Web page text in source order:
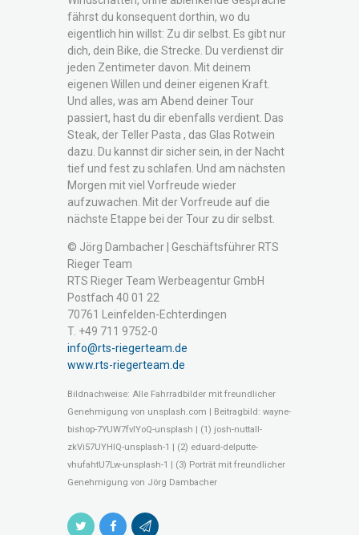
fährst du konsequent dorthin, wo du
eigentlich hin willst: Zu dir selbst. Es gibt nur
dich, dein Bike, die Strecke. Du verdienst dir
jeden Zentimeter davon. Mit deinem
eigenen Willen und deiner eigenen Kraft.
Und alles, was am Abend deiner Tour
passiert, hast du dir ebenfalls verdient. Das
Steak, der Teller Pasta , das Glas Rotwein
dazu. Du kannst dir sicher sein, in der Nacht
tief und fest zu schlafen. Und am nächsten
Morgen mit viel Vorfreude wieder
aufzuwachen. Mit der Vorfreude auf die
nächste Etappe bei der Tour zu dir selbst.
© Jörg Dambacher | Geschäftsführer RTS
Rieger Team
RTS Rieger Team Werbeagentur GmbH
Postfach 40 01 22
70761 Leinfelden-Echterdingen
T. +49 711 9752-0
info@rts-riegerteam.de
www.rts-riegerteam.de
Bildnachweise: Alle Fahrradbilder mit freundlicher
Genehmigung von unsplash.com |
Beitragbild: wayne-
bishop-7YUW7fvIYoQ-unsplash | (1) josh-nuttall-
zkVi57UYHIQ-unsplash-1 | (2) eduard-delputte-
vhufahtU7Lw-unsplash-1 | (3) Porträt mit freundlicher
Genehmigung von Jörg Dambacher